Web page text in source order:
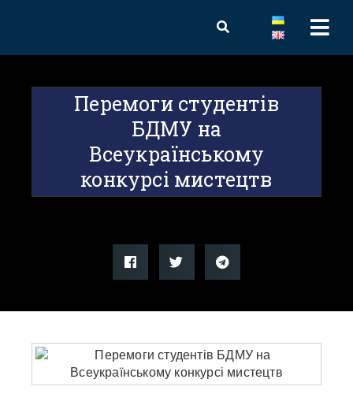
Перемоги студентів
БДМУ на
Всеукраїнському
конкурсі мистецтв